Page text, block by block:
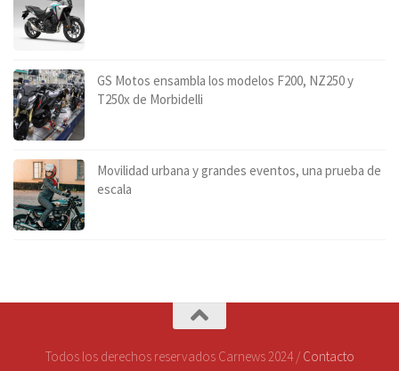
GS Motos ensambla los modelos F200, NZ250 y
T250x de Morbidelli
Movilidad urbana y grandes eventos, una prueba de
escala
Todos los derechos reservados Carnews 2024 / Contacto